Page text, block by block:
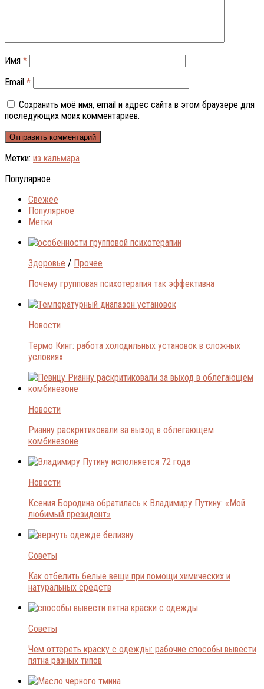
Имя *
Email *
Сохранить моё имя, email и адрес сайта в этом браузере для
последующих моих комментариев.
Метки: из кальмара
Популярное
Свежее
Популярное
Метки
Здоровье / Прочее
Почему групповая психотерапия так эффективна
Новости
Термо Кинг: работа холодильных установок в сложных
условиях
Новости
Рианну раскритиковали за выход в облегающем
комбинезоне
Новости
Ксения Бородина обратилась к Владимиру Путину: «Мой
любимый президент»
Советы
Как отбелить белые вещи при помощи химических и
натуральных средств
Советы
Чем оттереть краску с одежды: рабочие способы вывести
пятна разных типов